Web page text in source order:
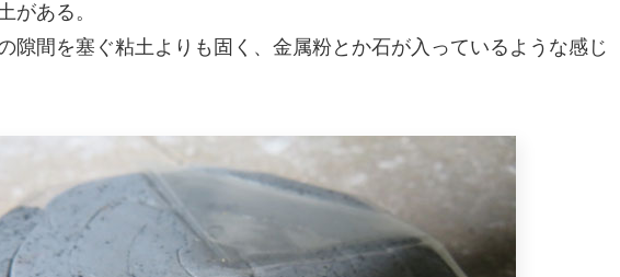
がある。
隙間を塞ぐ粘土よりも固く、金属粉とか石が入っているような感じ